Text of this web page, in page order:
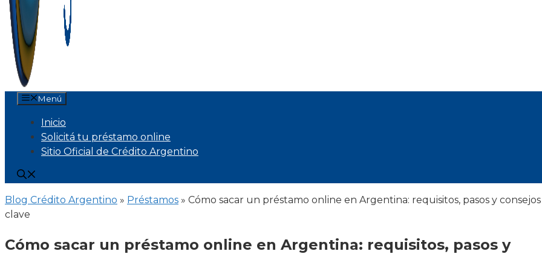
Menú
Inicio
Solicitá tu préstamo online
Sitio Oficial de Crédito Argentino
Blog Crédito Argentino » Préstamos » Cómo sacar un préstamo online en Argentina: requisitos, pasos y consejos
clave
Cómo sacar un préstamo online en Argentina: requisitos, pasos y